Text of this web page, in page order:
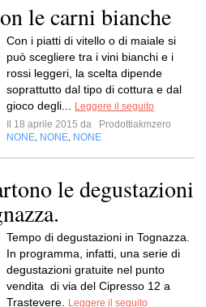
le carni bianche
Con i piatti di vitello o di maiale si
può scegliere tra i vini bianchi e i
rossi leggeri, la scelta dipende
soprattutto dal tipo di cottura e dal
gioco degli...
Leggere il seguito
Il 18 aprile 2015 da
Prodottiakmzero
NONE NONE NONE
le degustazioni
Tempo di degustazioni in Tognazza.
In programma, infatti, una serie di
degustazioni gratuite nel punto
vendita di via del Cipresso 12 a
Trastevere.
Leggere il seguito